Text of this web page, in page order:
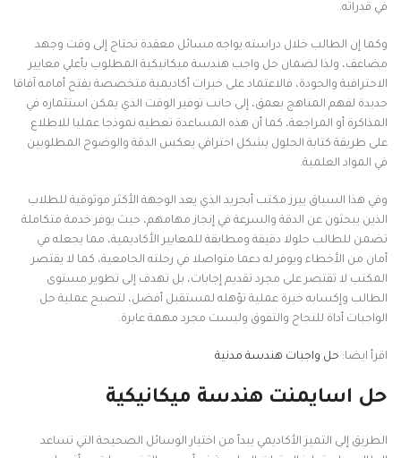
في قدراته.
وكما إن الطالب خلال دراسته يواجه مسائل معقدة تحتاج إلى وقت وجهد
مضاعف، ولذا لضمان حل واجب هندسة ميكانيكية المطلوب بأعلي معايير
الاحترافية والجودة، فالاعتماد على خبرات أكاديمية متخصصة يفتح أمامه آفاقا
جديدة لفهم المناهج بعمق، إلى جانب توفير الوقت الذي يمكن استثماره في
المذاكرة أو المراجعة، كما أن هذه المساعدة تعطيه نموذجا عمليا للاطلاع
على طريقة كتابة الحلول بشكل احترافي يعكس الدقة والوضوح المطلوبين
في المواد العلمية.
وفي هذا السياق يبرز مكتب أبجريد الذي يعد الوجهة الأكثر موثوقية للطلاب
الذين يبحثون عن الدقة والسرعة في إنجاز مهامهم، حيث يوفر خدمة متكاملة
تضمن للطالب حلولا دقيقة ومطابقة للمعايير الأكاديمية، مما يجعله في
أمان من الأخطاء ويوفر له دعما متواصلا في رحلته الجامعية، كما لا يقتصر
المكتب لا تقتصر على مجرد تقديم إجابات، بل تهدف إلى تطوير مستوى
الطالب وإكسابه خبرة عملية تؤهله لمستقبل أفضل، لتصبح عملية حل
الواجبات أداة للنجاح والتفوق وليست مجرد مهمة عابرة.
اقرأ ايضا: حل واجبات هندسة مدنية
حل اسايمنت هندسة ميكانيكية
الطريق إلى التميز الأكاديمي يبدأ من اختيار الوسائل الصحيحة التي تساعد